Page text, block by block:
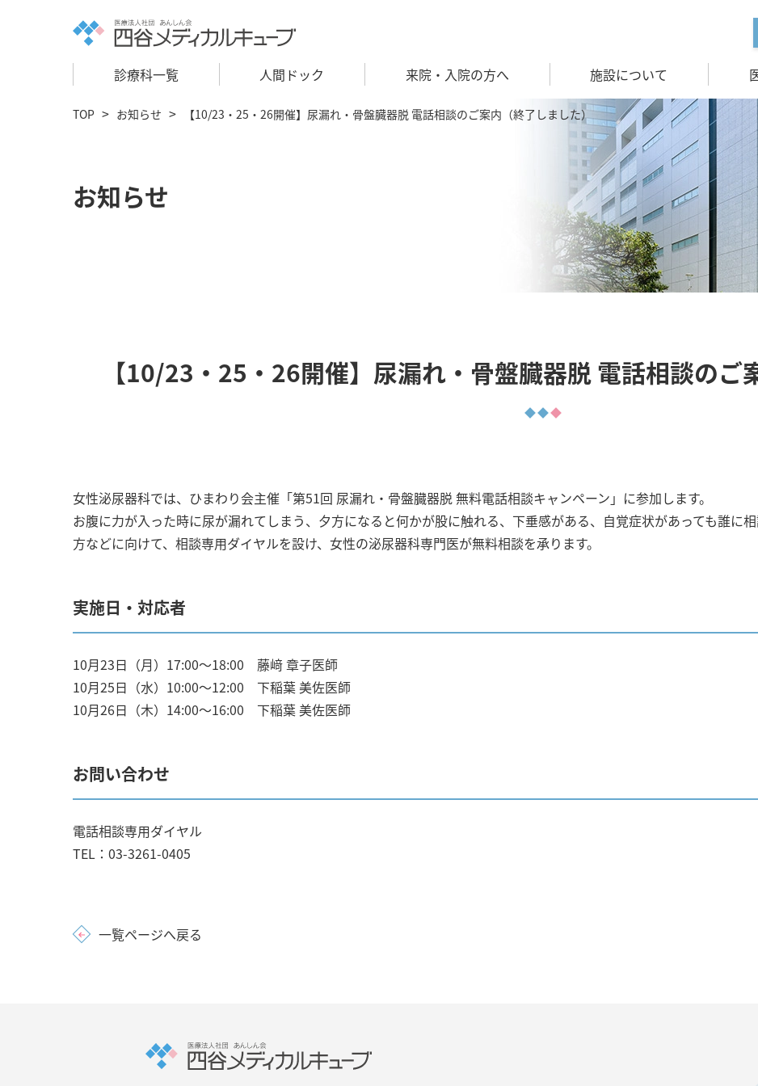
診療科一覧 人間ドック 来院・入院の方へ 施設について
お知らせ
TOP お知らせ 【10/23・25・26開催】尿漏れ・骨盤臓器脱 電話相談のご案内（終了しました）
【10/23・25・26開催】尿漏れ・骨盤臓器脱 電話相談のご
女性泌尿器科では、ひまわり会主催「第51回 尿漏れ・骨盤臓器脱 無料電話相談キャンペーン」に参加します。
お腹に力が入った時に尿が漏れてしまう、夕方になると何かが股に触れる、下垂感がある、自覚症状があっても誰に
方などに向けて、相談専用ダイヤルを設け、女性の泌尿器科専門医が無料相談を承ります。
実施日・対応者
10月23日（月）17:00～18:00 藤﨑 章子医師
10月25日（水）10:00～12:00 下稲葉 美佐医師
10月26日（木）14:00～16:00 下稲葉 美佐医師
お問い合わせ
電話相談専用ダイヤル
TEL：03-3261-0405
一覧ページへ戻る